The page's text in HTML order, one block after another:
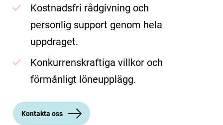
Kostnadsfri rådgivning och
personlig support genom hela
uppdraget.
Konkurrenskraftiga villkor och
förmånligt löneupplägg.
Kontakta oss